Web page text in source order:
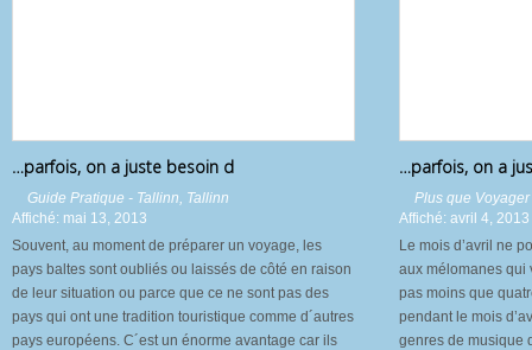
…parfois, on a juste besoin d
Guide Pratique - Tallinn, Tallinn
Affiché: mai 13, 2013
Souvent, au moment de préparer un voyage, les
pays baltes sont oubliés ou laissés de côté en raison
de leur situation ou parce que ce ne sont pas des
pays qui ont une tradition touristique comme d´autres
pays européens. C´est un énorme avantage car ils
…parfois, on a
Plus que
Affiché: avril 4, 2013
Le mois d’avril ne
aux mélomanes qui
pas moins que
pendant le mois
genres de musique